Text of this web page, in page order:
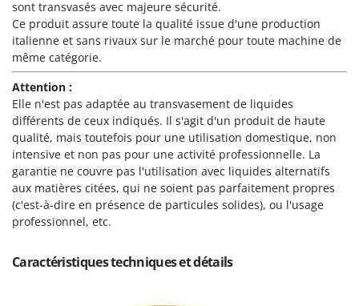
Motoculteurs
Motofaucheuses
Motopompes pour irrigation
Moulins à céréales électriques
Moulins à farine
N
Nettoyeurs et Balais à vapeur
Nettoyeurs haute pression
Nettoyeurs tapis, moquettes et tapisseries
P
Peignes vibreurs et Secoueurs à olives
FBC
Ferrari Group
Ferroni
Ferrua
FIAC
FIEM
Fimar
FINI
Fiorentini
Fiskars
Fontana Forni
sont transvasés avec majeure sécurité.
Ce produit assure toute la qualité issue d'une production
italienne et sans rivaux sur le marché pour toute machine de
même catégorie.
Attention :
Elle n'est pas adaptée au transvasement de liquides
différents de ceux indiqués. Il s'agit d'un produit de haute
qualité, mais toutefois pour une utilisation domestique, non
intensive et non pas pour une activité professionnelle. La
garantie ne couvre pas l'utilisation avec liquides alternatifs
aux matières citées, qui ne soient pas parfaitement propres
(c'est-à-dire en présence de particules solides), ou l'usage
professionnel, etc.
Caractéristiques techniques et détails